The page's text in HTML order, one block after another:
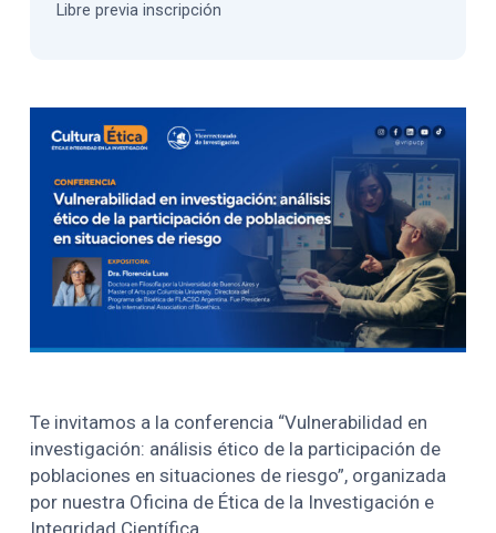
Libre previa inscripción
Te invitamos a la conferencia “Vulnerabilidad en
investigación: análisis ético de la participación de
poblaciones en situaciones de riesgo”, organizada
por nuestra Oficina de Ética de la Investigación e
Integridad Científica.